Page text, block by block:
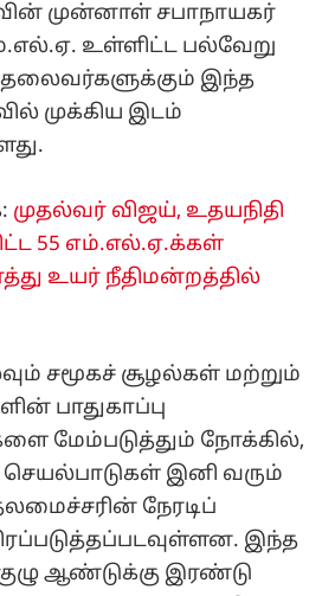
முன்னாள் சபாநாயகர்
உள்ளிட்ட பல்வேறு
தலைவர்களுக்கும் இந்த
முக்கிய இடம்
முதல்வர் விஜய், உதயநிதி
55 எம்.எல்.ஏ.க்கள்
உயர் நீதிமன்றத்தில்
சமூகச் சூழல்கள் மற்றும்
பாதுகாப்பு
மேம்படுத்தும் நோக்கில்,
செயல்பாடுகள் இனி வரும்
நேரடிப்
இந்த
ஆண்டுக்கு இரண்டு